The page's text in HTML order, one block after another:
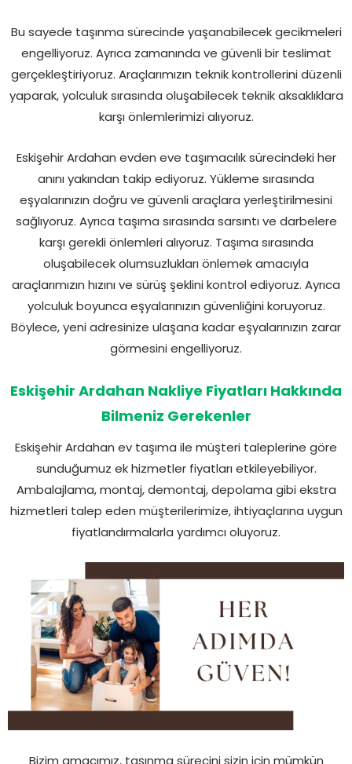
Bu sayede taşınma sürecinde yaşanabilecek gecikmeleri
engelliyoruz. Ayrıca zamanında ve güvenli bir teslimat
gerçekleştiriyoruz. Araçlarımızın teknik kontrollerini düzenli
yaparak, yolculuk sırasında oluşabilecek teknik aksaklıklara
karşı önlemlerimizi alıyoruz.
Eskişehir Ardahan evden eve taşımacılık sürecindeki her
anını yakından takip ediyoruz. Yükleme sırasında
eşyalarınızın doğru ve güvenli araçlara yerleştirilmesini
sağlıyoruz. Ayrıca taşıma sırasında sarsıntı ve darbelere
karşı gerekli önlemleri alıyoruz. Taşıma sırasında
oluşabilecek olumsuzlukları önlemek amacıyla
araçlarımızın hızını ve sürüş şeklini kontrol ediyoruz. Ayrıca
yolculuk boyunca eşyalarınızın güvenliğini koruyoruz.
Böylece, yeni adresinize ulaşana kadar eşyalarınızın zarar
görmesini engelliyoruz.
Eskişehir Ardahan Nakliye Fiyatları Hakkında
Bilmeniz Gerekenler
Eskişehir Ardahan ev taşıma ile müşteri taleplerine göre
sunduğumuz ek hizmetler fiyatları etkileyebiliyor.
Ambalajlama, montaj, demontaj, depolama gibi ekstra
hizmetleri talep eden müşterilerimize, ihtiyaçlarına uygun
fiyatlandırmalarla yardımcı oluyoruz.
Bizim amacımız, taşınma sürecini sizin için mümkün